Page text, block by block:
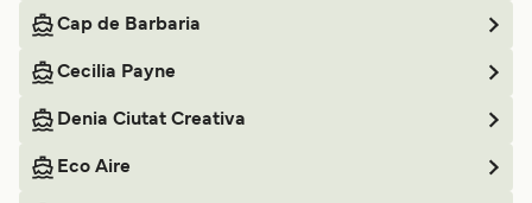
Cap de Barbaria
Cecilia Payne
Denia Ciutat Creativa
Eco Aire